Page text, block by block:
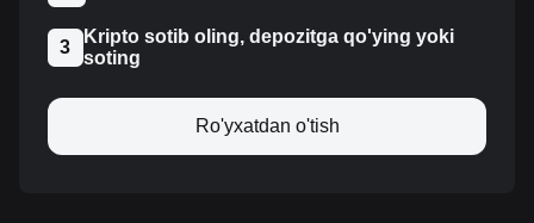
3
Kripto sotib oling, depozitga qo'ying yoki
soting
Ro'yxatdan o'tish